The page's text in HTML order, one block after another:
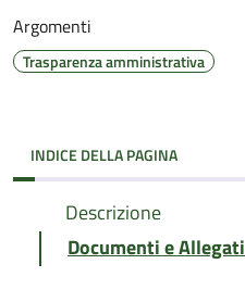
Argomenti
Trasparenza amministrativa
INDICE DELLA PAGINA
Descrizione
Documenti e Allegati